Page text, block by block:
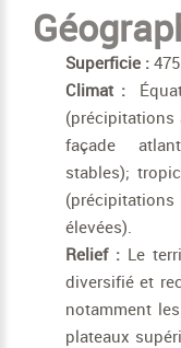
Superficie :
Climat :
(précipitations
façade
stables);
élevées).
Relief :Le
diversifié et
notamment
plateaux